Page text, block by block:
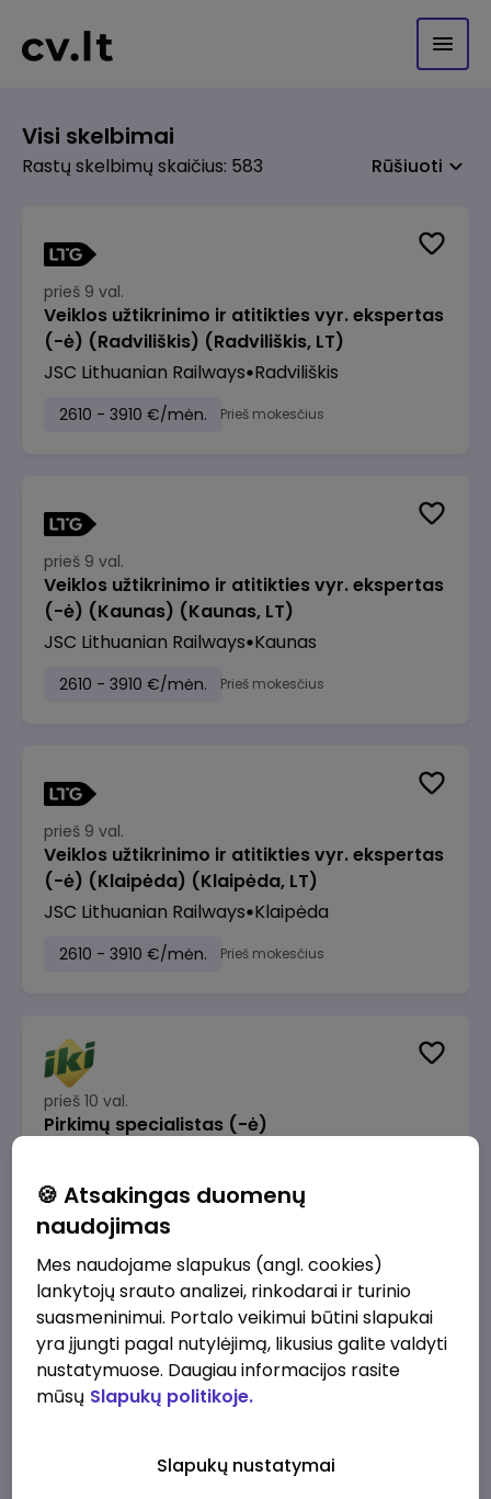
Visi skelbimai
Rastų skelbimų skaičius: 583 Rūšiuoti
prieš 9 val.
Veiklos užtikrinimo ir atitikties vyr. ekspertas
(-ė) (Radviliškis) (Radviliškis, LT)
JSC Lithuanian Railways Radviliškis
2610 - 3910 €/mėn. Prieš mokesčius
prieš 9 val.
Veiklos užtikrinimo ir atitikties vyr. ekspertas
(-ė) (Kaunas) (Kaunas, LT)
JSC Lithuanian Railways Kaunas
2610 - 3910 €/mėn. Prieš mokesčius
prieš 9 val.
Veiklos užtikrinimo ir atitikties vyr. ekspertas
(-ė) (Klaipėda) (Klaipėda, LT)
JSC Lithuanian Railways Klaipėda
2610 - 3910 €/mėn. Prieš mokesčius
prieš 10 val.
Pirkimų specialistas (-ė)
1600 - 1900 €/mėn. Prieš mokesčius
prieš 11 val.
IT sprendimų architektas (-ė) (Vilnius, LT)
JSC Lithuanian Railways
🍪 Atsakingas duomenų
naudojimas
Mes naudojame slapukus (angl. cookies)
lankytojų srauto analizei, rinkodarai ir turinio
suasmeninimui. Portalo veikimui būtini slapukai
yra įjungti pagal nutylėjimą, likusius galite valdyti
nustatymuose. Daugiau informacijos rasite
mūsų Slapukų politikoje.
Slapukų nustatymai